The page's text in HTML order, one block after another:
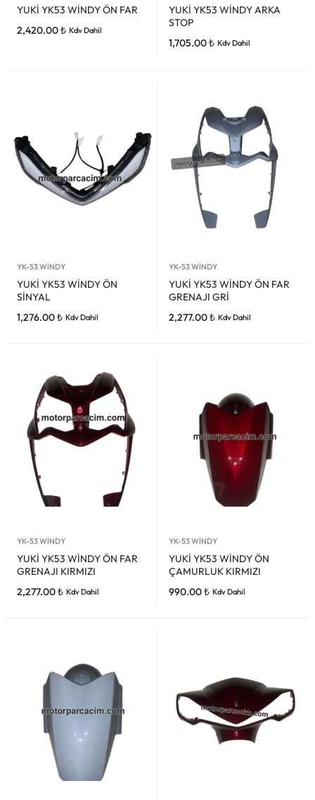
YUKİ YK53 WİNDY ÖN FAR
2,420.00₺ Kdv Dahil
YUKİ YK53 WİNDY ARKA
STOP
1,705.00₺ Kdv Dahil
YK-53 WİNDY
YUKİ YK53 WİNDY ÖN
SİNYAL
1,276.00₺ Kdv Dahil
YK-53 WİNDY
YUKİ YK53 WİNDY ÖN FAR
GRENAJI GRİ
2,277.00₺ Kdv Dahil
YK-53 WİNDY
YUKİ YK53 WİNDY ÖN FAR
GRENAJI KIRMIZI
2,277.00₺ Kdv Dahil
YK-53 WİNDY
YUKİ YK53 WİNDY ÖN
ÇAMURLUK KIRMIZI
990.00₺ Kdv Dahil